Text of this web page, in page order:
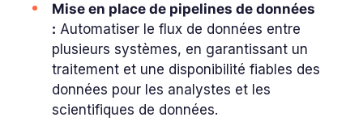
Mise en place de pipelines de données
: Automatiser le flux de données entre
plusieurs systèmes, en garantissant un
traitement et une disponibilité fiables des
données pour les analystes et les
scientifiques de données.